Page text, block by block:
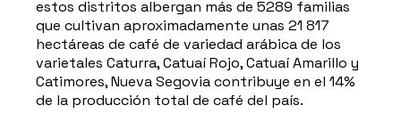
estos distritos albergan más de 5289 familias
que cultivan aproximadamente unas 21 817
hectáreas de café de variedad arábica de los
varietales Caturra, Catuaí Rojo, Catuaí Amarillo y
Catimores, Nueva Segovia contribuye en el 14%
de la producción total de café del país.